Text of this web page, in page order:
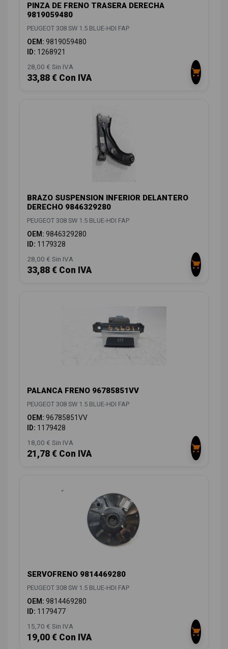
PINZA DE FRENO TRASERA DERECHA
9819059480
PEUGEOT 308 SW 1.5 BLUE-HDI FAP
OEM: 9819059480
ID: 1268921
28,00 € Sin IVA
33,88 € Con IVA
BRAZO SUSPENSION INFERIOR DELANTERO
DERECHO 9846329280
PEUGEOT 308 SW 1.5 BLUE-HDI FAP
OEM: 9846329280
ID: 1179328
28,00 € Sin IVA
33,88 € Con IVA
PALANCA FRENO 96785851VV
PEUGEOT 308 SW 1.5 BLUE-HDI FAP
OEM: 96785851VV
ID: 1179428
18,00 € Sin IVA
21,78 € Con IVA
SERVOFRENO 9814469280
PEUGEOT 308 SW 1.5 BLUE-HDI FAP
OEM: 9814469280
ID: 1179477
15,70 € Sin IVA
19,00 € Con IVA